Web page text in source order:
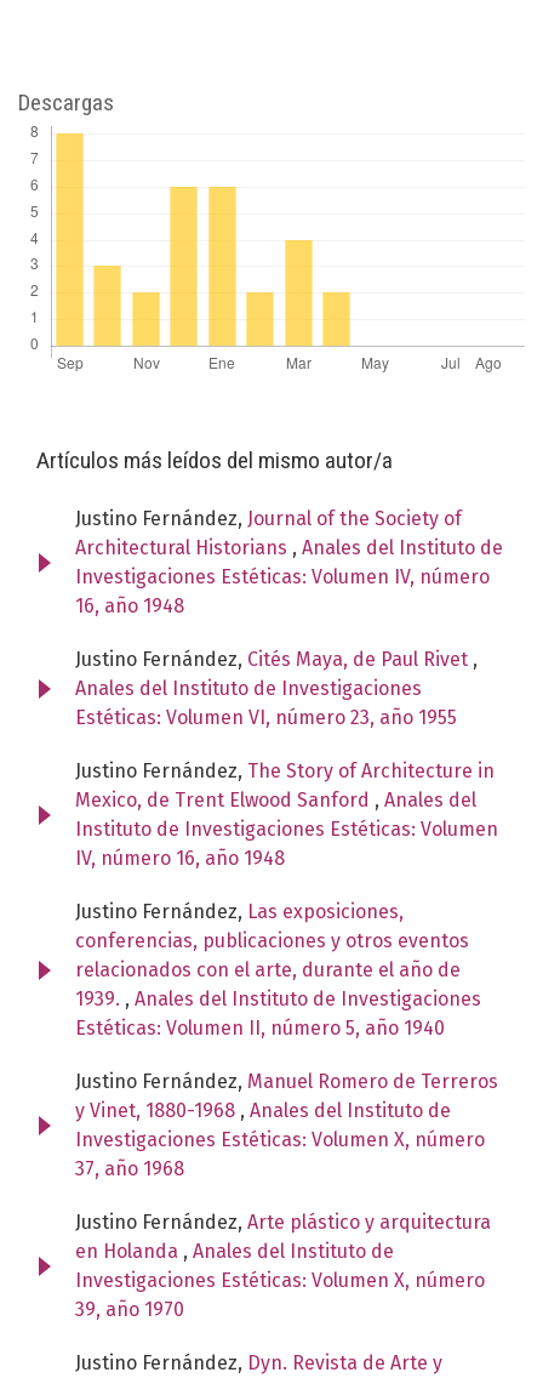
Descargas
Artículos más leídos del mismo autor/a
Justino Fernández, Journal of the Society of
Architectural Historians , Anales del Instituto de
Investigaciones Estéticas: Volumen IV, número
16, año 1948
Justino Fernández, Cités Maya, de Paul Rivet ,
Anales del Instituto de Investigaciones
Estéticas: Volumen VI, número 23, año 1955
Justino Fernández, The Story of Architecture in
Mexico, de Trent Elwood Sanford , Anales del
Instituto de Investigaciones Estéticas: Volumen
IV, número 16, año 1948
Justino Fernández, Las exposiciones,
conferencias, publicaciones y otros eventos
relacionados con el arte, durante el año de
1939. , Anales del Instituto de Investigaciones
Estéticas: Volumen II, número 5, año 1940
Justino Fernández, Manuel Romero de Terreros
y Vinet, 1880-1968 , Anales del Instituto de
Investigaciones Estéticas: Volumen X, número
37, año 1968
Justino Fernández, Arte plástico y arquitectura
en Holanda , Anales del Instituto de
Investigaciones Estéticas: Volumen X, número
39, año 1970
Justino Fernández, Dyn. Revista de Arte y